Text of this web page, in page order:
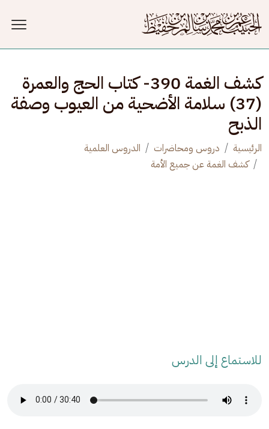
كشف الغمة 390- كتاب الحج والعمرة
(37) سلامة الأضحية من العيوب وصفة
الذبح
الرئيسية دروس ومحاضرات
الدروس العلمية
كشف الغمة عن جميع الأمة
للاستماع إلى الدرس
Audio Stream